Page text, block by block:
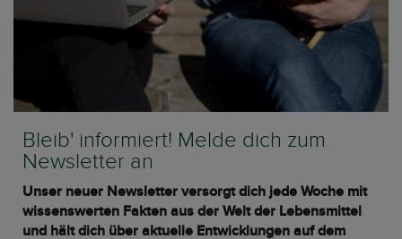
Bleib' informiert! Melde dich zum
Newsletter an
Unser neuer Newsletter versorgt dich jede Woche mit
wissenswerten Fakten aus der Welt der Lebensmittel
und hält dich über aktuelle Entwicklungen auf dem